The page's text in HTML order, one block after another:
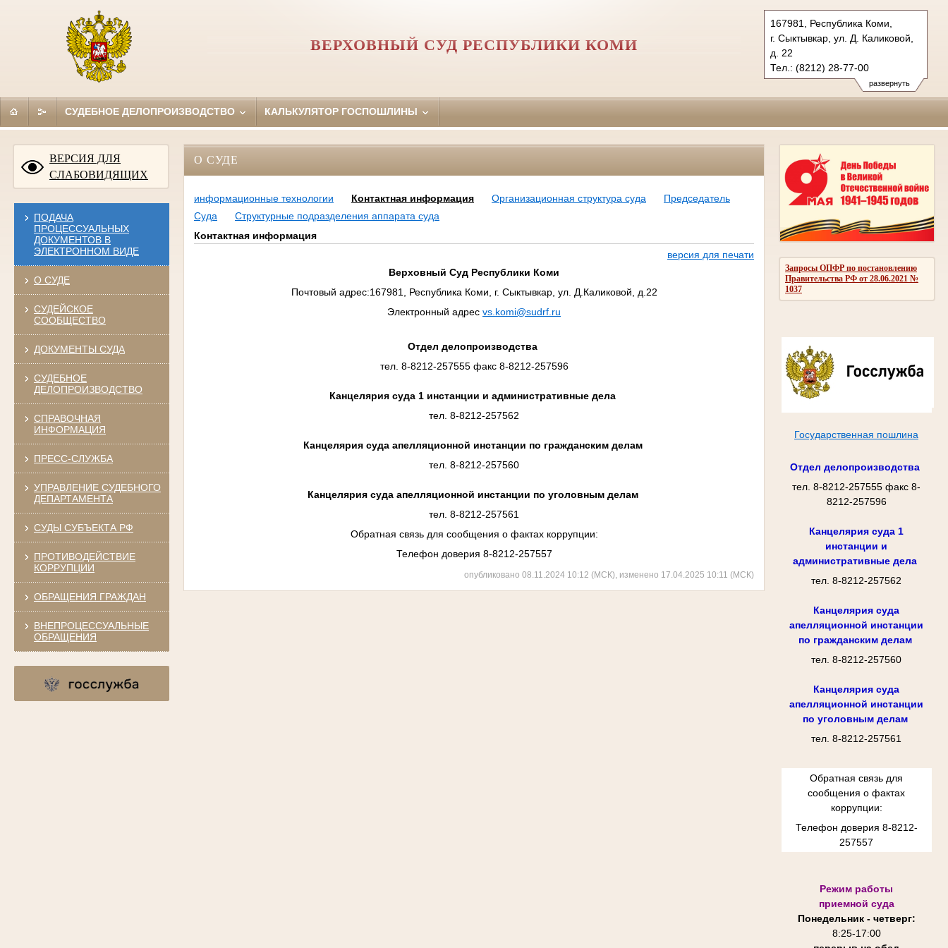
развернуть
167981, Республика Коми,
г. Сыктывкар, ул. Д. Каликовой,
д. 22
Тел.: (8212) 28-77-00
vs.komi@sudrf.ru
ВЕРХОВНЫЙ СУД РЕСПУБЛИКИ КОМИ
СУДЕБНОЕ ДЕЛОПРОИЗВОДСТВО КАЛЬКУЛЯТОР ГОСПОШЛИНЫ
ВЕРСИЯ ДЛЯ
СЛАБОВИДЯЩИХ
ПОДАЧА
ПРОЦЕССУАЛЬНЫХ
ДОКУМЕНТОВ В
ЭЛЕКТРОННОМ ВИДЕ
О СУДЕ
СУДЕЙСКОЕ
СООБЩЕСТВО
ДОКУМЕНТЫ СУДА
СУДЕБНОЕ
ДЕЛОПРОИЗВОДСТВО
СПРАВОЧНАЯ
ИНФОРМАЦИЯ
ПРЕСС-СЛУЖБА
УПРАВЛЕНИЕ СУДЕБНОГО
ДЕПАРТАМЕНТА
СУДЫ СУБЪЕКТА РФ
ПРОТИВОДЕЙСТВИЕ
КОРРУПЦИИ
ОБРАЩЕНИЯ ГРАЖДАН
ВНЕПРОЦЕССУАЛЬНЫЕ
ОБРАЩЕНИЯ
Запросы ОПФР по постановлению
Правительства РФ от 28.06.2021 №
1037
Государственная пошлина
Отдел делопроизводства
тел. 8-8212-257555 факс 8-
8212-257596
Канцелярия суда 1
инстанции и
административные дела
тел. 8-8212-257562
Канцелярия суда
апелляционной инстанции
по гражданским делам
тел. 8-8212-257560
Канцелярия суда
апелляционной инстанции
по уголовным делам
тел. 8-8212-257561
Обратная связь для
сообщения о фактах
коррупции:
Телефон доверия 8-8212-
257557
Режим работы
приемной суда
Понедельник - четверг:
8:25-17:00
О СУДЕ
информационные технологии Контактная информация Организационная структура суда
Председатель
Суда
Структурные подразделения аппарата суда
Контактная информация
версия для печати
Верховный Суд Республики Коми
Почтовый адрес:167981, Республика Коми, г. Сыктывкар, ул. Д.Каликовой, д.22
Электронный адрес vs.komi@sudrf.ru
Отдел делопроизводства
тел. 8-8212-257555 факс 8-8212-257596
Канцелярия суда 1 инстанции и административные дела
тел. 8-8212-257562
Канцелярия суда апелляционной инстанции по гражданским делам
тел. 8-8212-257560
Канцелярия суда апелляционной инстанции по уголовным делам
тел. 8-8212-257561
Обратная связь для сообщения о фактах коррупции:
Телефон доверия 8-8212-257557
опубликовано 08.11.2024 10:12 (МСК), изменено 17.04.2025 10:11 (МСК)